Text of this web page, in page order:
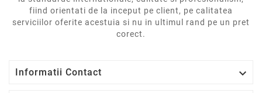
fiind orientati de la inceput pe client, pe calitatea
serviciilor oferite acestuia si nu in ultimul rand pe un pret
corect.
Informatii Contact 